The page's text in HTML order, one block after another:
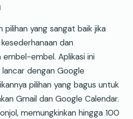
yang sangat baik jika
dan
embel. Aplikasi ini
dengan Google
pilihan yang bagus untuk
Gmail dan Google Calendar.
memungkinkan hingga 100